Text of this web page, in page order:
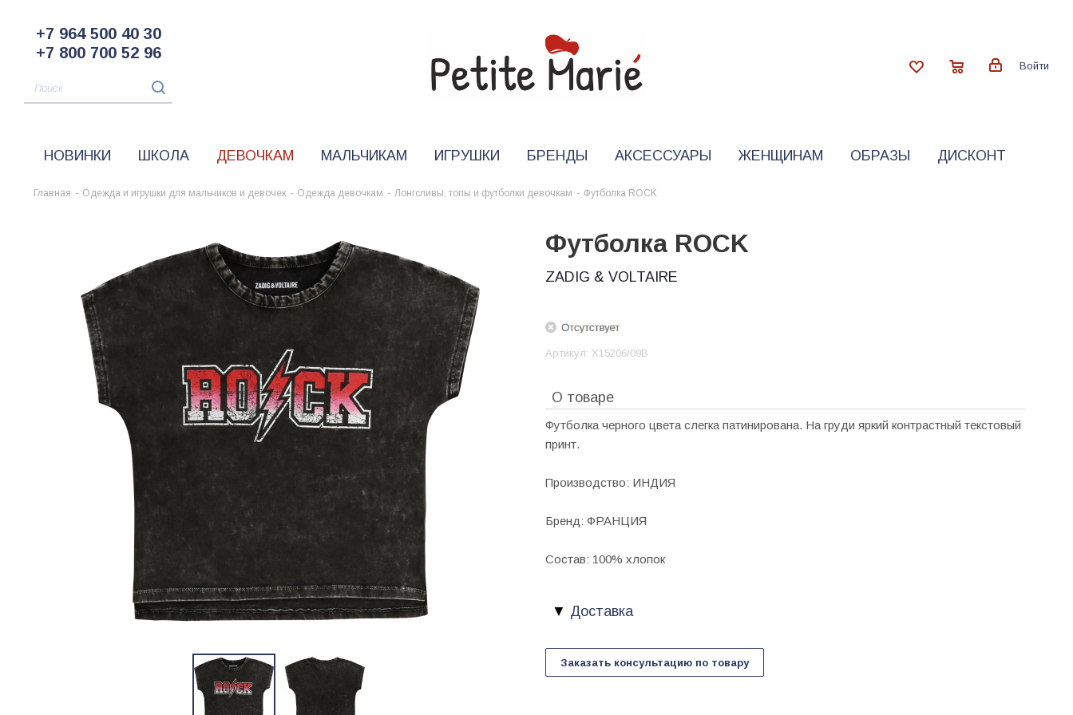
+7 964 500 40 30
+7 800 700 52 96
Войти
НОВИНКИ ШКОЛА ДЕВОЧКАМ МАЛЬЧИКАМ ИГРУШКИ БРЕНДЫ АКСЕССУАРЫ ЖЕНЩИНАМ ОБРАЗЫ ДИСКОНТ
Главная - Одежда и игрушки для мальчиков и девочек - Одежда девочкам - Лонгсливы, топы и футболки девочкам - Футболка ROCK
Футболка ROCK
ZADIG & VOLTAIRE
Артикул: X15206/09B
О товаре
Футболка черного цвета слегка патинирована. На груди яркий контрастный текстовый
принт.
Производство: ИНДИЯ
Бренд: ФРАНЦИЯ
Состав: 100% хлопок
Доставка
Заказать консультацию по товару